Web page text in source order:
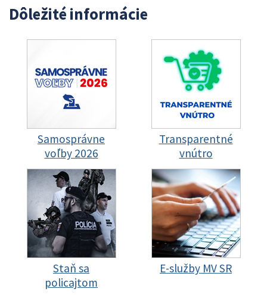
Dôležité informácie
Samosprávne
voľby 2026
Transparentné
vnútro
Staň sa
policajtom
E-služby MV SR